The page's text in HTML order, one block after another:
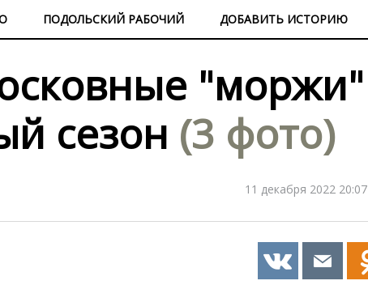
ПОДОЛЬСКИЙ РАБОЧИЙ ДОБАВИТЬ ИСТОРИЮ
"моржи"
сезон (3 фото)
11 декабря 2022 20:07